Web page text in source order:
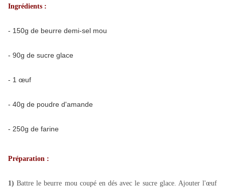
Ingrédients :
- 150g de beurre demi-sel mou
- 90g de sucre glace
- 1 œuf
- 40g de poudre d'amande
- 250g de farine
Préparation :
1) Battre le beurre mou coupé en dés avec le sucre glace. Ajouter l'œuf